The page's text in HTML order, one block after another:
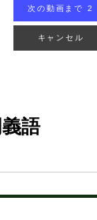
次の動画まで 2
キャンセル
語